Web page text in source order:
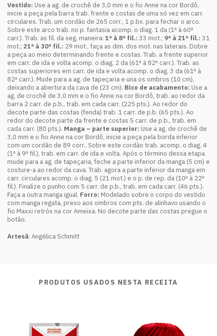
Vestido: Use a ag. de crochê de 3,0 mm e o fio Anne na cor Bordô,
inicie a peça pela barra trab. frente e costas de uma só vez em carr.
circulares. Trab. um cordão de 265 corr., 1 p.bx. para fechar o arco.
Sobre este arco trab. no p. fantasia acomp. o diag. 1 da (1ª à 60ª
carr.). Trab. as fil. da seg. maneira: 1ª à 8ª fil.: 33 mot.; 9ª à 21ª fil.: 31
mot.; 21ª à 30ª fil.: 29 mot., faça as dim. dos mot. nas laterais. Dobre
a peça ao meio determinando frente e costas. Trab. a frente superior
em carr. de ida e volta acomp. o diag. 2 da (61ª à 82ª carr.). Trab. as
costas superiores em carr. de ida e volta acomp. o diag. 3 da (61ª à
82ª carr.). Mude para a ag. de tapeçaria e una os ombros (10 cm),
deixando a abertura da cava de (23 cm). Bico de acabamento: Use a
ag. de crochê de 3,0 mm e o fio Anne na cor Bordô, trab. ao redor da
barra 2 carr. de p.b., trab. em cada carr. (225 pts.). Ao redor do
decote parte das costas (fenda) trab. 1 carr. de p.b. (65 pts.). Ao
redor do decote parte da frente e costas 5 carr. de p.b., trab. em
cada carr. (80 pts.). Manga – parte superior: Use a ag. de crochê de
3,0 mm e o fio Anne na cor Bordô, inicie a peça pela borda inferior
com um cordão de 89 corr.. Sobre este cordão trab. acomp. o diag. 4
(1ª à 9ª fil.), trab. em carr. de ida e volta. Após o término dessa etapa
mude para a ag. de tapeçaria, feche a parte inferior da manga (5 cm) e
costure-a ao redor da cava. Trab. agora a parte inferior da manga em
carr. circulares acomp. o diag. 5 (21 mot.) e o p. de rep. da (10ª à 22ª
fil.). Finalize o punho com 5 carr. de p.b., trab. em cada carr. (46 pts.).
Faça a outra manga igual. Forro: Modelado sobre o corpo do vestido
com manga regata, preso aos ombros com pts. de alinhavo usando o
fio Maxxi retrós na cor Ameixa. No decote parte das costas pregue o
botão.
Artesã: Angélica Schmitt
PRODUTOS USADOS NESTA RECEITA